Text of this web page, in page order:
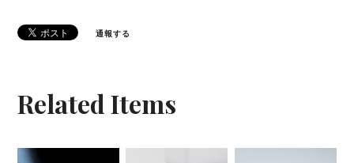
通報する
Related Items